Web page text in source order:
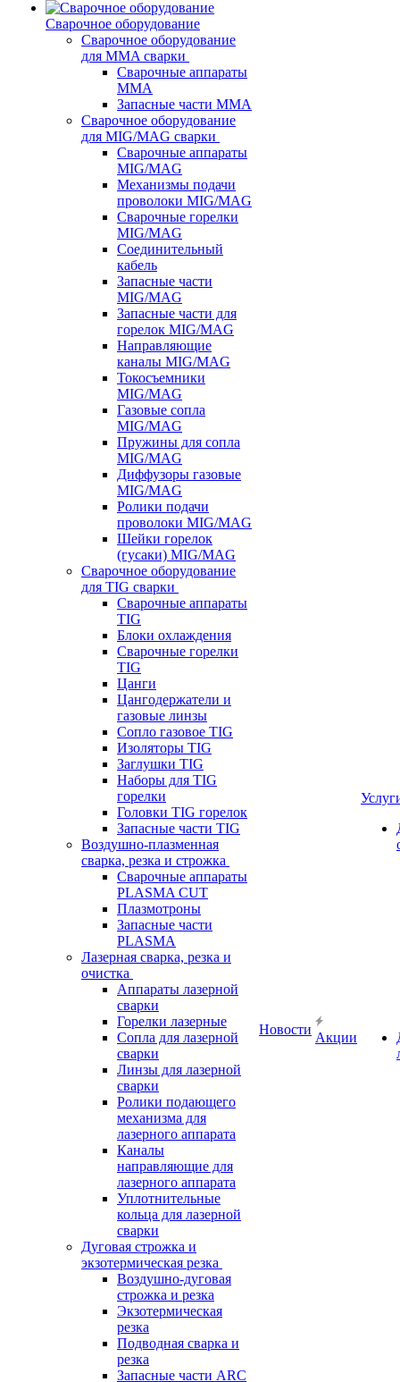
Сварочное оборудование
Сварочное оборудование
для MMA сварки
Сварочные аппараты
MMA
Запасные части MMA
Сварочное оборудование
для MIG/MAG сварки
Сварочные аппараты
MIG/MAG
Механизмы подачи
проволоки MIG/MAG
Сварочные горелки
MIG/MAG
Соединительный
кабель
Запасные части
MIG/MAG
Запасные части для
горелок MIG/MAG
Направляющие
каналы MIG/MAG
Токосъемники
MIG/MAG
Газовые сопла
MIG/MAG
Пружины для сопла
MIG/MAG
Диффузоры газовые
MIG/MAG
Ролики подачи
проволоки MIG/MAG
Шейки горелок
(гусаки) MIG/MAG
Сварочное оборудование
для TIG сварки
Сварочные аппараты
TIG
Блоки охлаждения
Сварочные горелки
TIG
Цанги
Цангодержатели и
газовые линзы
Сопло газовое TIG
Изоляторы TIG
Заглушки TIG
Наборы для TIG
горелки
Головки TIG горелок
Запасные части TIG
Воздушно-плазменная
сварка, резка и строжка
Сварочные аппараты
PLASMA CUT
Плазмотроны
Запасные части
PLASMA
Лазерная сварка, резка и
очистка
Аппараты лазерной
сварки
Горелки лазерные
Сопла для лазерной
сварки
Линзы для лазерной
сварки
Ролики подающего
механизма для
лазерного аппарата
Каналы
направляющие для
лазерного аппарата
Уплотнительные
кольца для лазерной
сварки
Дуговая строжка и
экзотермическая резка
Воздушно-дуговая
строжка и резка
Экзотермическая
резка
Подводная сварка и
резка
Запасные части ARC
Новости
Акции